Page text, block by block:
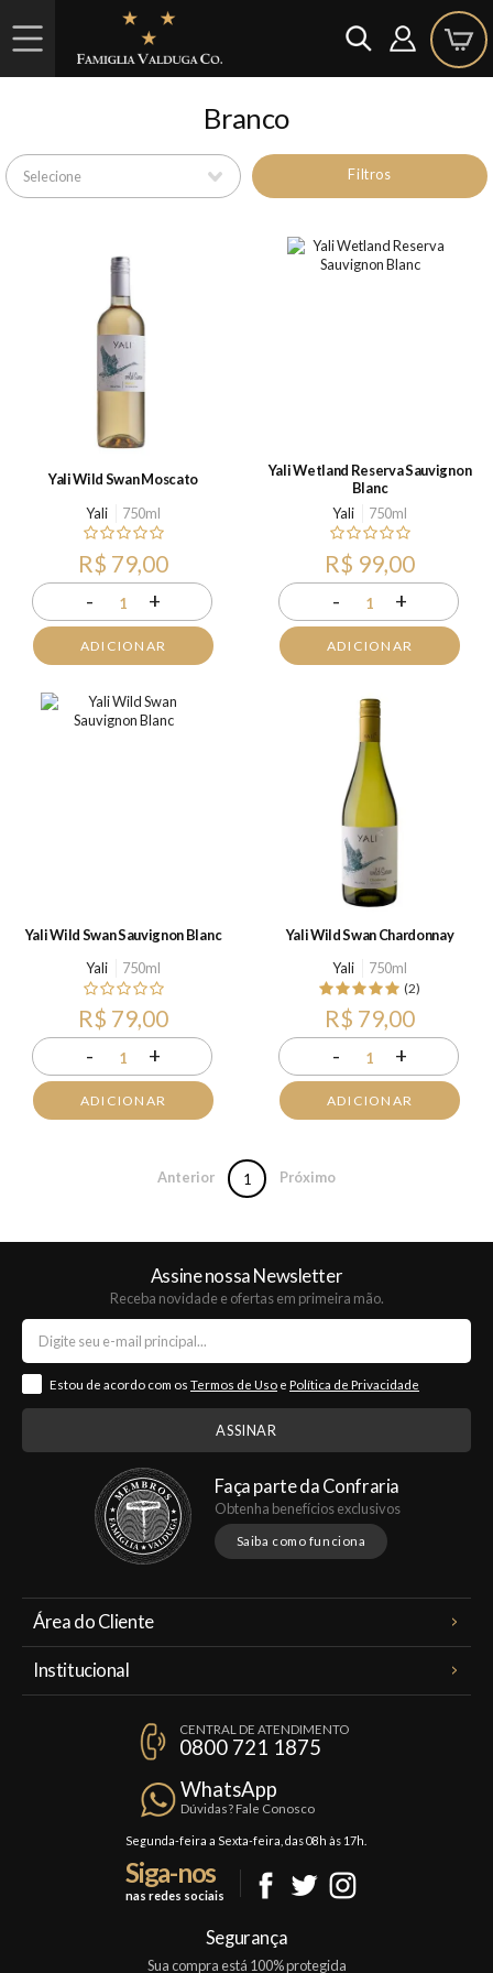
Branco
Filtros
Yali Wild Swan Moscato
Yali
750ml
R$ 79,00
- 1 +
ADICIONAR
Yali Wetland Reserva Sauvignon
Blanc
Yali
750ml
R$ 99,00
- 1 +
ADICIONAR
Yali Wild Swan Sauvignon Blanc
Yali
750ml
R$ 79,00
- 1 +
ADICIONAR
Yali Wild Swan Chardonnay
Yali
750ml
(2)
R$ 79,00
- 1 +
ADICIONAR
Anterior 1 Próximo
Assine nossa Newsletter
Receba novidade e ofertas em primeira mão.
Estou de acordo com os Termos de Uso e Política de Privacidade
Faça parte da Confraria
Obtenha benefícios exclusivos
Saiba como funciona
Área do Cliente
Meus Pedidos
Institucional
A Famiglia Valduga
Política de Privacidade
Trocas e Devoluções
Formas de Pagamento
CENTRAL DE ATENDIMENTO
0800 721 1875
WhatsApp
Dúvidas? Fale Conosco
Segunda-feira a Sexta-feira, das 08h às 17h.
Siga-nos
nas redes sociais
Segurança
Sua compra está 100% protegida